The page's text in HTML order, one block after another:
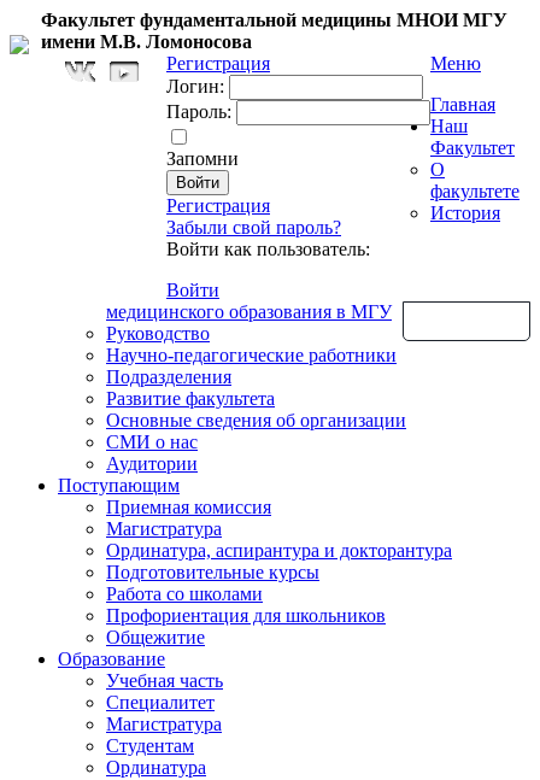
Факультет фундаментальной медицины МНОИ МГУ
имени М.В. Ломоносова
Регистрация
Логин:
Пароль:
Запомни
Регистрация
Забыли свой пароль?
Войти как пользователь:
Войти
Меню
Главная
Наш
Факультет
О
факультете
История
медицинского образования в МГУ
Руководство
Научно-педагогические работники
Подразделения
Развитие факультета
Основные сведения об организации
СМИ о нас
Аудитории
Поступающим
Приемная комиссия
Магистратура
Ординатура, аспирантура и докторантура
Подготовительные курсы
Работа со школами
Профориентация для школьников
Общежитие
Образование
Учебная часть
Специалитет
Магистратура
Студентам
Ординатура